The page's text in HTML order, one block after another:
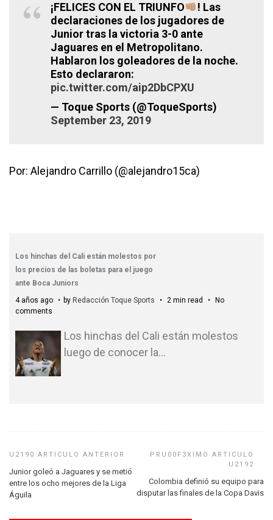
¡FELICES CON EL TRIUNFO
! Las
declaraciones de los jugadores de
Junior tras la victoria 3-0 ante
Jaguares en el Metropolitano.
Hablaron los goleadores de la noche.
Esto declararon:
pic.twitter.com/aip2DbCPXU
— Toque Sports (@ToqueSports)
September 23, 2019
Por: Alejandro Carrillo (@alejandro15ca)
Los hinchas del Cali están molestos por
los precios de las boletas para el juego
ante Boca Juniors
4 años ago
by Redacción Toque Sports 2 min read
No
comments
Los hinchas del Cali están molestos
luego de conocer la…
Junior goleó a Jaguares y se metió
entre los ocho mejores de la Liga
Águila
Colombia definió su equipo para
disputar las finales de la Copa Davis